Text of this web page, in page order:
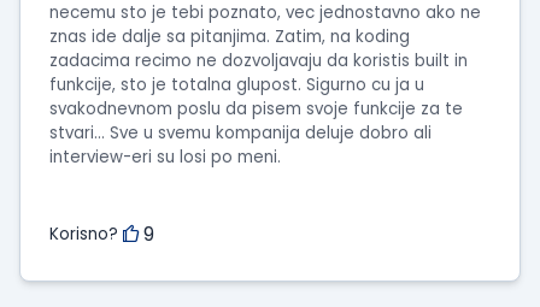
necemu sto je tebi poznato, vec jednostavno ako ne
znas ide dalje sa pitanjima. Zatim, na koding
zadacima recimo ne dozvoljavaju da koristis built in
funkcije, sto je totalna glupost. Sigurno cu ja u
svakodnevnom poslu da pisem svoje funkcije za te
stvari... Sve u svemu kompanija deluje dobro ali
interview-eri su losi po meni.
Korisno? 9